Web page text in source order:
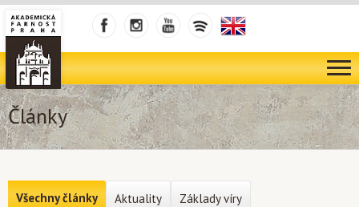
Články
Všechny články Aktuality Základy víry